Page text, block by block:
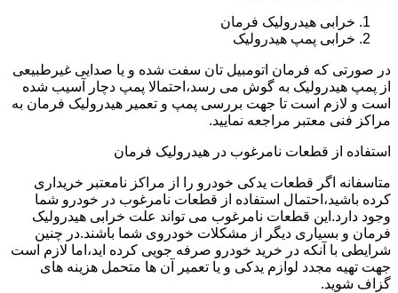
خرابی هیدرولیک فرمان
خرابی پمپ هیدرولیک
در صورتی که فرمان اتومبیل تان سفت شده و یا صدایی غیرطبیعی
از پمپ هیدرولیک به گوش می رسد،احتمالا پمپ دچار آسیب شده
است و لازم است تا جهت بررسی پمپ و تعمیر هیدرولیک فرمان به
مراکز فنی معتبر مراجعه نمایید.
استفاده از قطعات نامرغوب در هیدرولیک فرمان
متاسفانه اگر قطعات یدکی خودرو را از مراکز نامعتبر خریداری
کرده باشید،احتمال استفاده از قطعات نامرغوب در خودرو شما
وجود دارد.این قطعات نامرغوب می تواند علت خرابی هیدرولیک
فرمان و بسیاری دیگر از مشکلات خودروی شما باشند.در چنین
شرایطی با آنکه در خرید خودرو صرفه جویی کرده اید،اما لازم است
جهت تهیه مجدد لوازم یدکی و یا تعمیر آن ها متحمل هزینه های
گزاف شوید.